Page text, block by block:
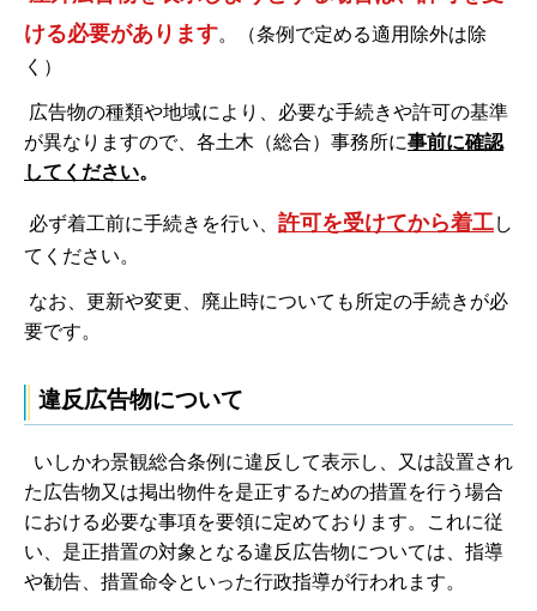
ける必要があります。（条例で定める適用除外は除
く）
広告物の種類や地域により、必要な手続きや許可の基準
が異なりますので、各土木（総合）事務所に事前に確認
してください。
必ず着工前に手続きを行い、 許可を受けてから着工し
てください。
なお、更新や変更、廃止時についても所定の手続きが必
要です。
違反広告物について
いしかわ景観総合条例に違反して表示し、又は設置され
た広告物又は掲出物件を是正するための措置を行う場合
における必要な事項を要領に定めております。これに従
い、是正措置の対象となる違反広告物については、指導
や勧告、措置命令といった行政指導が行われます。